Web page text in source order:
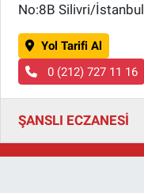
No:8B Silivri/İstanbul
Yol Tarifi Al
0 (212) 727 11 16
ŞANSLI ECZANESİ